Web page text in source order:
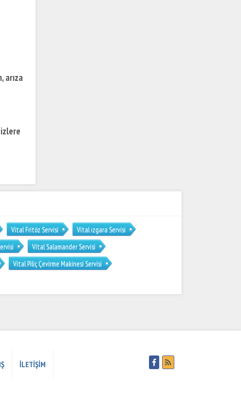
arıza
Vital Fritöz Servisi
Vital ızgara Servisi
Vital Salamander Servisi
Vital Piliç Çevirme Makinesi Servisi
İLETİŞİM